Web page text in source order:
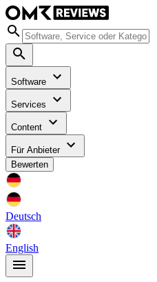
Software
Services
Content
Für Anbieter
Bewerten
Deutsch
English